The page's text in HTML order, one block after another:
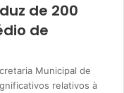
de 200
de
Municipal de
relativos à